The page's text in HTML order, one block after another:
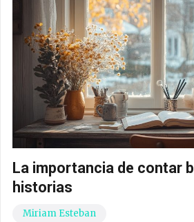
La importancia de contar
historias
Miriam Esteban